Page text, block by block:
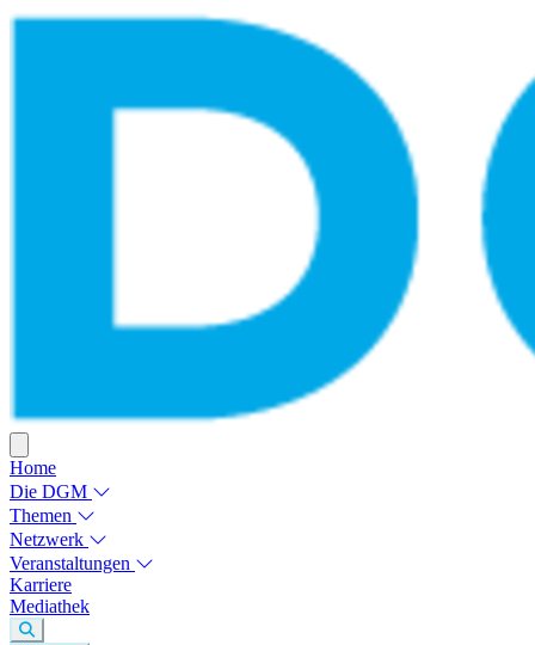
Home
Die DGM
Themen
Netzwerk
Veranstaltungen
Karriere
Mediathek